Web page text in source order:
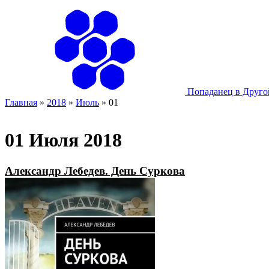
Попаданец в
Главная » 2018 » Июль » 01
01 Июля 2018
Александр Лебедев. День Суркова